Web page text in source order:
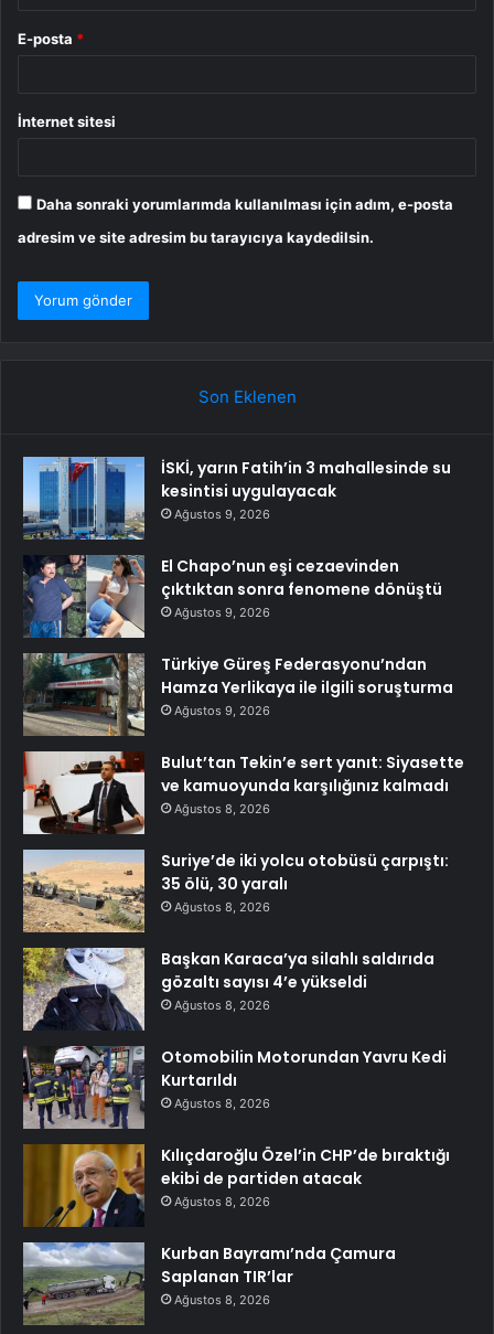
E-posta *
İnternet sitesi
Daha sonraki yorumlarımda kullanılması için adım, e-posta
adresim ve site adresim bu tarayıcıya kaydedilsin.
Son Eklenen
İSKİ, yarın Fatih’in 3 mahallesinde su
kesintisi uygulayacak
Ağustos 9, 2026
El Chapo’nun eşi cezaevinden
çıktıktan sonra fenomene dönüştü
Ağustos 9, 2026
Türkiye Güreş Federasyonu’ndan
Hamza Yerlikaya ile ilgili soruşturma
Ağustos 9, 2026
Bulut’tan Tekin’e sert yanıt: Siyasette
ve kamuoyunda karşılığınız kalmadı
Ağustos 8, 2026
Suriye’de iki yolcu otobüsü çarpıştı:
35 ölü, 30 yaralı
Ağustos 8, 2026
Başkan Karaca’ya silahlı saldırıda
gözaltı sayısı 4’e yükseldi
Ağustos 8, 2026
Otomobilin Motorundan Yavru Kedi
Kurtarıldı
Ağustos 8, 2026
Kılıçdaroğlu Özel’in CHP’de bıraktığı
ekibi de partiden atacak
Ağustos 8, 2026
Kurban Bayramı’nda Çamura
Saplanan TIR’lar
Ağustos 8, 2026